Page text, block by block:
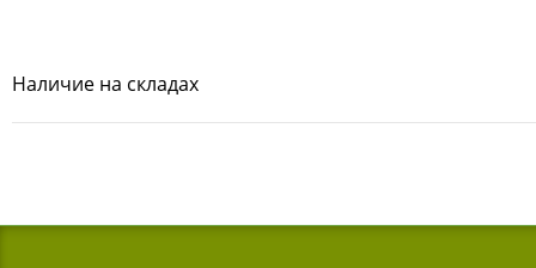
Наличие на складах